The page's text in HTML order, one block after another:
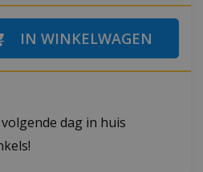
dag in huis